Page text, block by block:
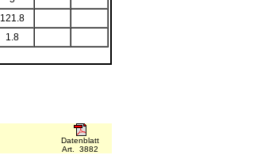
121.8
1.8
Datenblatt
Art. 3882